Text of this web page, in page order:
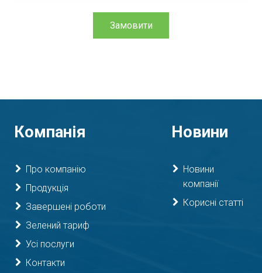
Замовити
Компанія
Про компанію
Продукція
Завершені роботи
Зелений тариф
Усі послуги
Контакти
Новини
Новини
компанії
Корисні статті